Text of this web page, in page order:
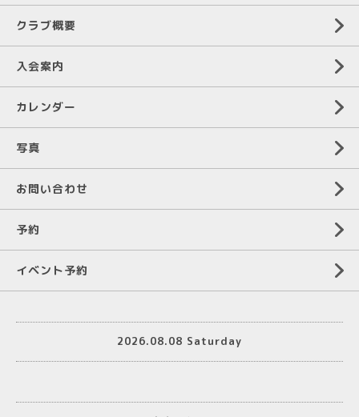
クラブ概要
入会案内
カレンダー
写真
お問い合わせ
予約
イベント予約
2026.08.08 Saturday